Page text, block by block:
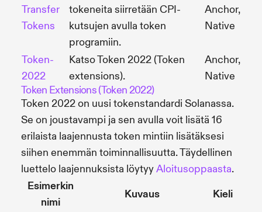
Transfer
Tokens
tokeneita siirretään CPI-
kutsujen avulla token
programiin.
Anchor,
Native
Token-
2022
Katso Token 2022 (Token
extensions).
Anchor,
Native
Token Extensions (Token 2022)
Token 2022 on uusi tokenstandardi Solanassa.
Se on joustavampi ja sen avulla voit lisätä 16
erilaista laajennusta token mintiin lisätäksesi
siihen enemmän toiminnallisuutta. Täydellinen
luettelo laajennuksista löytyyAloitusoppaasta.
Esimerkin
nimi
Kuvaus Kieli